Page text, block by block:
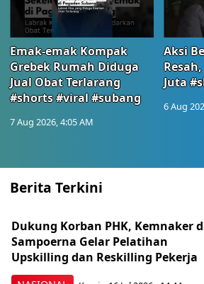
Emak-emak Kompak
Grebek Rumah Diduga
Jual Obat Terlarang
#shorts #viral #subang
7 Aug 2026, 4:05 AM
Aksi
Juta
6 Aug
Berita Terkini
Dukung Korban PHK, Kemnaker
Sampoerna Gelar Pelatihan
Upskilling dan Reskilling Pekerja